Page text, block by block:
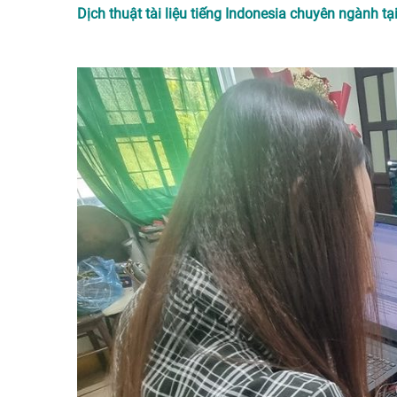
Dịch thuật tài liệu tiếng Indonesia chuyên ngành tại